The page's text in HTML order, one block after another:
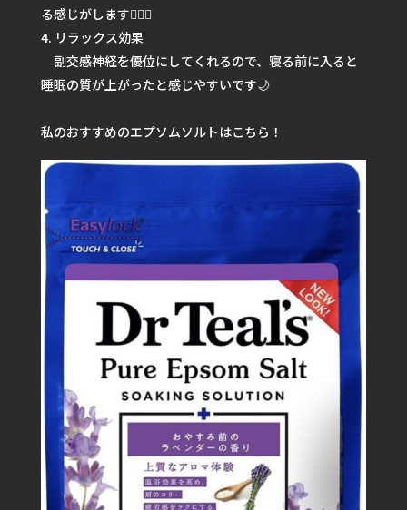
る感じがします💆🏽‍♀️
リラックス効果
副交感神経を優位にしてくれるので、寝る前に入ると
睡眠の質が上がったと感じやすいです🌙
私のおすすめのエプソムソルトはこちら！